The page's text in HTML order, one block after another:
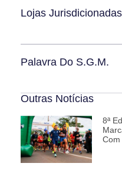
Lojas Jurisdicionadas
Palavra Do S.G.M.
Outras Notícias
8ª
Com